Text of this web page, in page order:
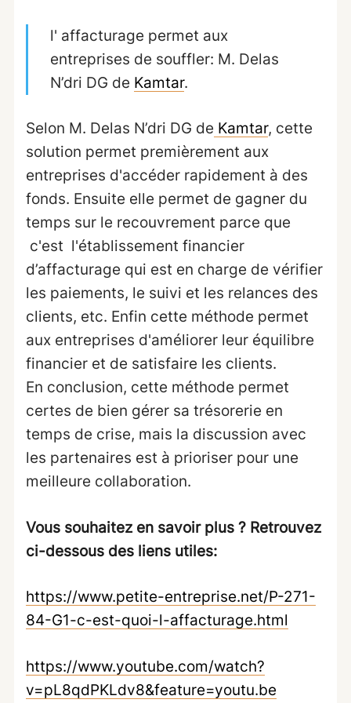
l' affacturage permet aux
entreprises de souffler: M. Delas
N’dri DG de Kamtar.
Selon M. Delas N’dri DG de Kamtar, cette
solution permet premièrement aux
entreprises d'accéder rapidement à des
fonds. Ensuite elle permet de gagner du
temps sur le recouvrement parce que
c'est l'établissement financier
d’affacturage qui est en charge de vérifier
les paiements, le suivi et les relances des
clients, etc. Enfin cette méthode permet
aux entreprises d'améliorer leur équilibre
financier et de satisfaire les clients.
En conclusion, cette méthode permet
certes de bien gérer sa trésorerie en
temps de crise, mais la discussion avec
les partenaires est à prioriser pour une
meilleure collaboration.
Vous souhaitez en savoir plus ? Retrouvez
ci-dessous des liens utiles:
https://www.petite-entreprise.net/P-271-
84-G1-c-est-quoi-l-affacturage.html
https://www.youtube.com/watch?
v=pL8qdPKLdv8&feature=youtu.be